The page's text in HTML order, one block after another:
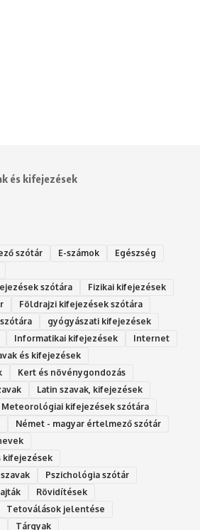
és kifejezések
szótár E-számok
Egészség
szótára
Fizikai kifejezések
Földrajzi kifejezések szótára
gyógyászati kifejezések
Informatikai kifejezések
Internet
és kifejezések
Kert és növénygondozás
Latin szavak, kifejezések
Meteorológiai kifejezések szótára
Német - magyar értelmező szótár
kifejezések
Ps‮gólohciz‬ia s‮átóz‬r
Rövidítések
Tetoválások jelentése
Tárgyak